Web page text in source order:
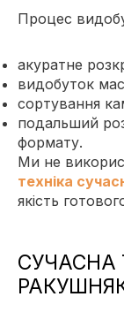
Процес
акуратне
видобуток
сортування
подальший
формату.
Ми не
техніка
якість
СУЧАСНА